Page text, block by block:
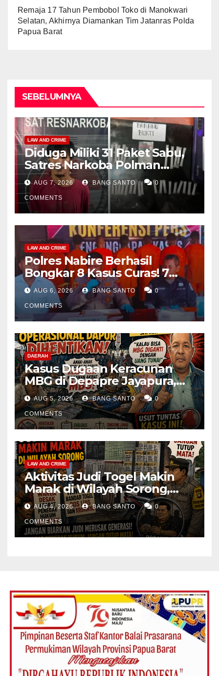
Remaja 17 Tahun Pembobol Toko di Manokwari
Selatan, Akhirnya Diamankan Tim Jatanras Polda
Papua Barat
SEBELUMNYA
LAW AND CRIME
Diduga Miliki 31 Paket Sabu,
Satres Narkoba Polman
Amankan Pria di Matali
AUG 7, 2026 BANG SANTO 0
COMMENTS
LAW AND CRIME
Polres Nabire Berhasil
Bongkar 8 Kasus Curas! 7
Pelaku Ditangkap, 62 Motor
Kembali Diamankan
AUG 6, 2026 BANG SANTO 0
COMMENTS
DAERAH
Kasus Dugaan Keracunan
MBG di Depapre Jayapura,
Aktivis Papua Minta
Operasional Dapur
Dihentikan & Evaluasi
Menyeluruh
AUG 5, 2026 BANG SANTO 0
COMMENTS
LAW AND CRIME
Aktivitas Judi Togel Makin
Marak di Wilayah Sorong,
Warga Desak Aparat Segera
Tangkap Bandar Luis dan
Kroninya
AUG 4, 2026 BANG SANTO 0
COMMENTS